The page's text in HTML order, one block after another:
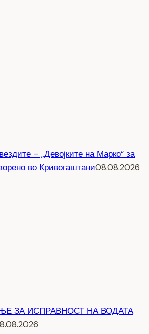
– „Девојките на Марко“ за
во Кривогаштани08.08.2026
ЗА ИСПРАВНОСТ НА ВОДАТА